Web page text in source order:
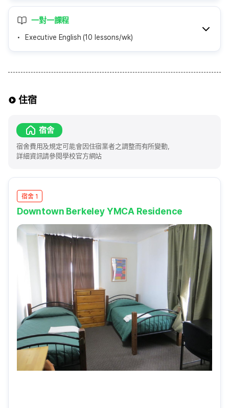
一對一課程
Executive English (10 lessons/wk)
住宿
宿舍
宿舍費用及規定可能會因住宿業者之調整而有所變動，
詳細資訊請參閱學校官方網站
宿舍 1
Downtown Berkeley YMCA Residence